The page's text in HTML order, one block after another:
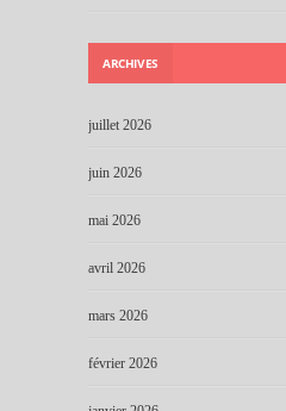
ARCHIVES
juillet 2026
juin 2026
mai 2026
avril 2026
mars 2026
février 2026